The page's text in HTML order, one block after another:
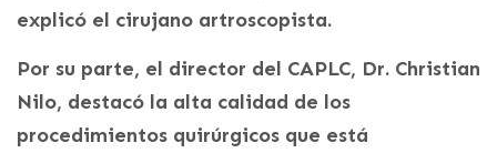
explicó el cirujano artroscopista.
Por su parte, el director del CAPLC, Dr. Christian
Nilo, destacó la alta calidad de los
procedimientos quirúrgicos que está